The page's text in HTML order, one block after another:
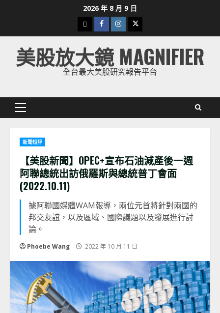
2026 年 8 月 9 日
下
載
美
股
Facebook
Instagram
Twitter
美股放大鏡 MAGNIFIER
全台最大美股研究報告平台
Primary
新聞短評
【美股新聞】OPEC+宣布石油減產後一週
阿聯總統出訪俄羅斯與總統普丁會面
(2022.10.11)
據阿聯國媒體WAM報導，兩位元首將針對兩國的
邦交友誼，以及區域、國際議題以及發展進行討
論。
Phoebe Wang 2022 年 10 月 11 日